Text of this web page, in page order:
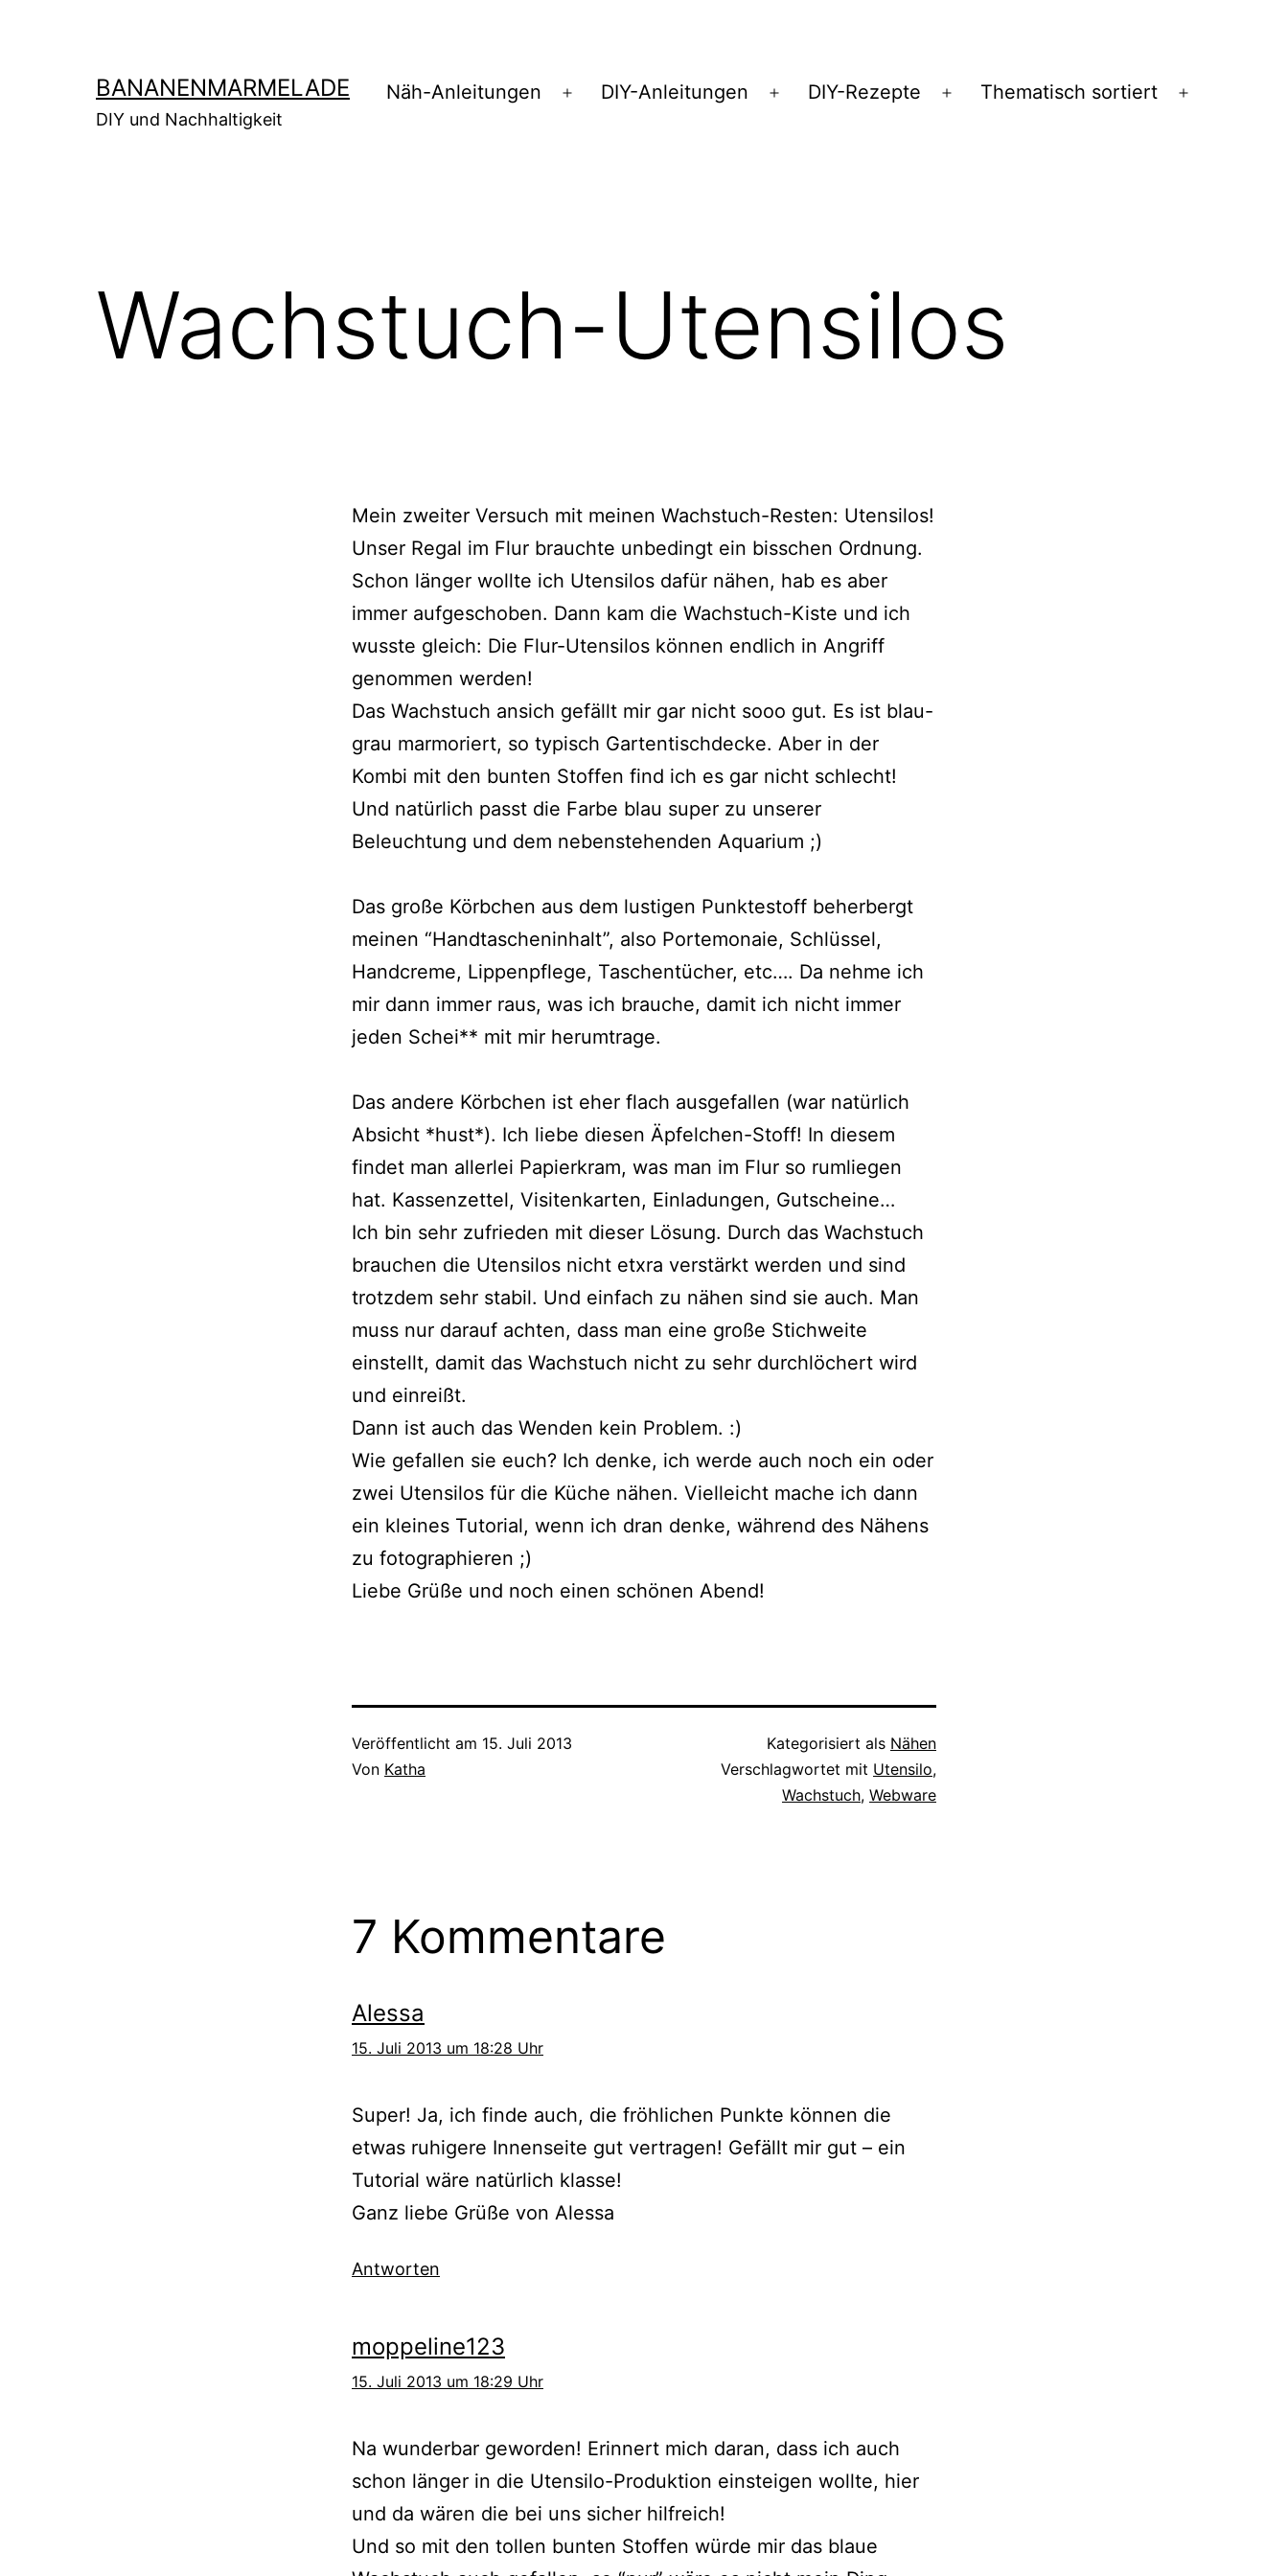
BANANENMARMELADE
DIY und Nachhaltigkeit
Näh-Anleitungen
Menü
DIY-Anleitungen
Menü
DIY-Rezepte
Menü
Thematisch sortiert
Wachstuch-Utensilos
Mein zweiter Versuch mit meinen Wachstuch-Resten: Utensilos!
Unser Regal im Flur brauchte unbedingt ein bisschen Ordnung.
Schon länger wollte ich Utensilos dafür nähen, hab es aber
immer aufgeschoben. Dann kam die Wachstuch-Kiste und ich
wusste gleich: Die Flur-Utensilos können endlich in Angriff
genommen werden!
Das Wachstuch ansich gefällt mir gar nicht sooo gut. Es ist blau-
grau marmoriert, so typisch Gartentischdecke. Aber in der
Kombi mit den bunten Stoffen find ich es gar nicht schlecht!
Und natürlich passt die Farbe blau super zu unserer
Beleuchtung und dem nebenstehenden Aquarium ;)
Das große Körbchen aus dem lustigen Punktestoff beherbergt
meinen “Handtascheninhalt”, also Portemonaie, Schlüssel,
Handcreme, Lippenpflege, Taschentücher, etc…. Da nehme ich
mir dann immer raus, was ich brauche, damit ich nicht immer
jeden Schei** mit mir herumtrage.
Das andere Körbchen ist eher flach ausgefallen (war natürlich
Absicht *hust*). Ich liebe diesen Äpfelchen-Stoff! In diesem
findet man allerlei Papierkram, was man im Flur so rumliegen
hat. Kassenzettel, Visitenkarten, Einladungen, Gutscheine…
Ich bin sehr zufrieden mit dieser Lösung. Durch das Wachstuch
brauchen die Utensilos nicht etxra verstärkt werden und sind
trotzdem sehr stabil. Und einfach zu nähen sind sie auch. Man
muss nur darauf achten, dass man eine große Stichweite
einstellt, damit das Wachstuch nicht zu sehr durchlöchert wird
und einreißt.
Dann ist auch das Wenden kein Problem. :)
Wie gefallen sie euch? Ich denke, ich werde auch noch ein oder
zwei Utensilos für die Küche nähen. Vielleicht mache ich dann
ein kleines Tutorial, wenn ich dran denke, während des Nähens
zu fotographieren ;)
Liebe Grüße und noch einen schönen Abend!
Veröffentlicht am 15. Juli 2013
Von Katha
Kategorisiert als Nähen
Verschlagwortet mit Utensilo,
Wachstuch, Webware
7 Kommentare
Alessa
15. Juli 2013 um 18:28 Uhr
Super! Ja, ich finde auch, die fröhlichen Punkte können die
etwas ruhigere Innenseite gut vertragen! Gefällt mir gut – ein
Tutorial wäre natürlich klasse!
Ganz liebe Grüße von Alessa
Antworten
moppeline123
15. Juli 2013 um 18:29 Uhr
Na wunderbar geworden! Erinnert mich daran, dass ich auch
schon länger in die Utensilo-Produktion einsteigen wollte, hier
und da wären die bei uns sicher hilfreich!
Und so mit den tollen bunten Stoffen würde mir das blaue